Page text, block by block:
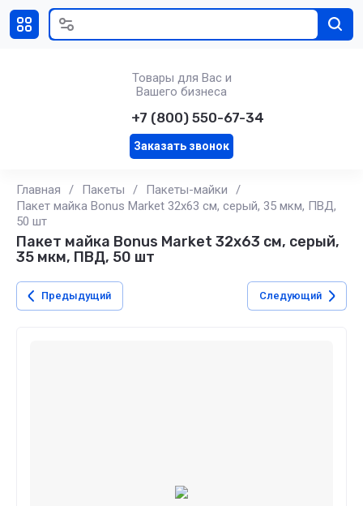
Товары для Вас и
Вашего бизнеса
+7 (800) 550-67-34
Заказать звонок
Главная / Пакеты / Пакеты-майки
/
Пакет майка Bonus Market 32х63 см, серый, 35 мкм, ПВД,
50 шт
Пакет майка Bonus Market 32х63 см, серый,
35 мкм, ПВД, 50 шт
Предыдущий Следующий